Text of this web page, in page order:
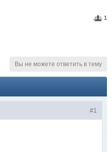
1
Вы не можете ответить в тему
#1